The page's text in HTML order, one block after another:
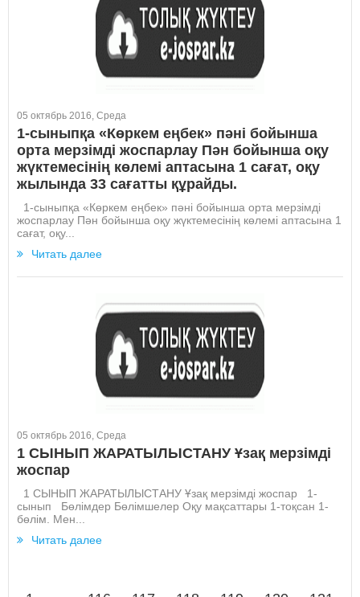
05 октябрь 2016, Среда
1-сыныпқа «Көркем еңбек» пәні бойынша
орта мерзімді жоспарлау Пән бойынша оқу
жүктемесінің көлемі аптасына 1 сағат, оқу
жылында 33 сағатты құрайды.
1-сыныпқа «Көркем еңбек» пәні бойынша орта мерзімді
жоспарлау Пән бойынша оқу жүктемесінің көлемі аптасына 1
сағат, оқу...
Читать далее
05 октябрь 2016, Среда
1 СЫНЫП ЖАРАТЫЛЫСТАНУ Ұзақ мерзімді
жоспар
1 СЫНЫП ЖАРАТЫЛЫСТАНУ Ұзақ мерзімді жоспар 1-
сынып Бөлімдер Бөлімшелер Оқу мақсаттары 1-тоқсан 1-
бөлім. Мен...
Читать далее